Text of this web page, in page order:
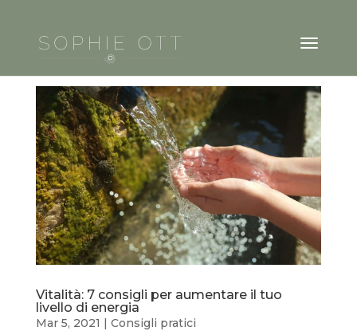
Vitalità: 7 consigli per aumentare il tuo
livello di energia
Mar 5, 2021 | Consigli pratici